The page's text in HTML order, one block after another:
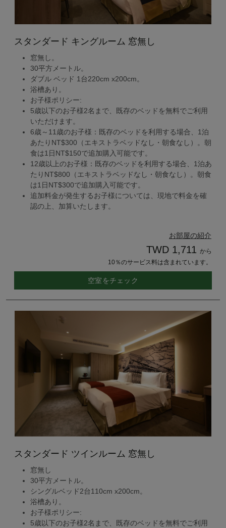
スタンダード キングルーム 窓無し
窓無し。
30平方メートル。
ダブル ベッド 1台220cm x200cm。
浴槽あり。
お子様ポリシー:
5歳以下のお子様2名まで、既存のベッドを無料でご利用
いただけます。
6歳～11歳のお子様：既存のベッドを利用する場合、1泊
あたりNT$300（エキストラベッドなし・朝食なし）。朝
食は1日NT$150で追加購入可能です。
12歳以上のお子様：既存のベッドを利用する場合、1泊あ
たりNT$800（エキストラベッドなし・朝食なし）。朝食
は1日NT$300で追加購入可能です。
追加料金が発生するお子様については、現地で料金を確
認の上、加算いたします。
お部屋の紹介
TWD 1,711 から
10％のサービス料は含まれています。
空室をチェック
スタンダード ツインルーム 窓無し
窓無し
30平方メートル。
シングルベッド2台110cm x200cm。
浴槽あり。
お子様ポリシー:
5歳以下のお子様2名まで、既存のベッドを無料でご利用